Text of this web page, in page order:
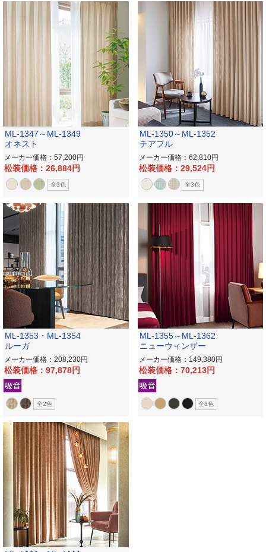
ML-1347～ML-1349
オネスト
メーカー価格：57,200
松装価格：26,884
全3色
ML-1350～ML-1352
チアフル
メーカー価格：62,810
松装価格：29,524
全3色
ML-1353・ML-1354
ルーガ
メーカー価格：208,230
松装価格：97,878
全2色
ML-1355～ML-1362
ニューウィンザー
メーカー価格：149,380
松装価格：70,213
全8色